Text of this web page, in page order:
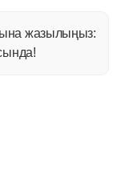
жазылыңыз: